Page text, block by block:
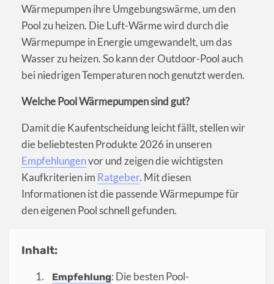
Wärmepumpen ihre Umgebungswärme, um den
Pool zu heizen. Die Luft-Wärme wird durch die
Wärmepumpe in Energie umgewandelt, um das
Wasser zu heizen. So kann der Outdoor-Pool auch
bei niedrigen Temperaturen noch genutzt werden.
Welche Pool Wärmepumpen sind gut?
Damit die Kaufentscheidung leicht fällt, stellen wir
die beliebtesten Produkte 2026 in unseren
Empfehlungenvor und zeigen die wichtigsten
Kaufkriterien im Ratgeber. Mit diesen
Informationen ist die passende Wärmepumpe für
den eigenen Pool schnell gefunden.
Inhalt:
Empfehlung: Die besten Pool-